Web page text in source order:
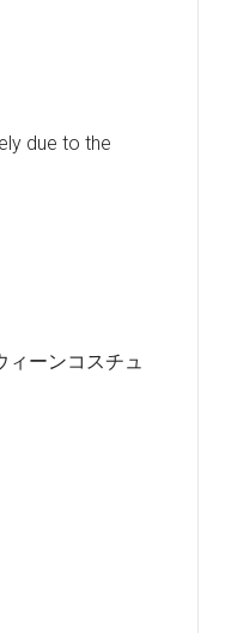
due to the
ィーンコスチュ